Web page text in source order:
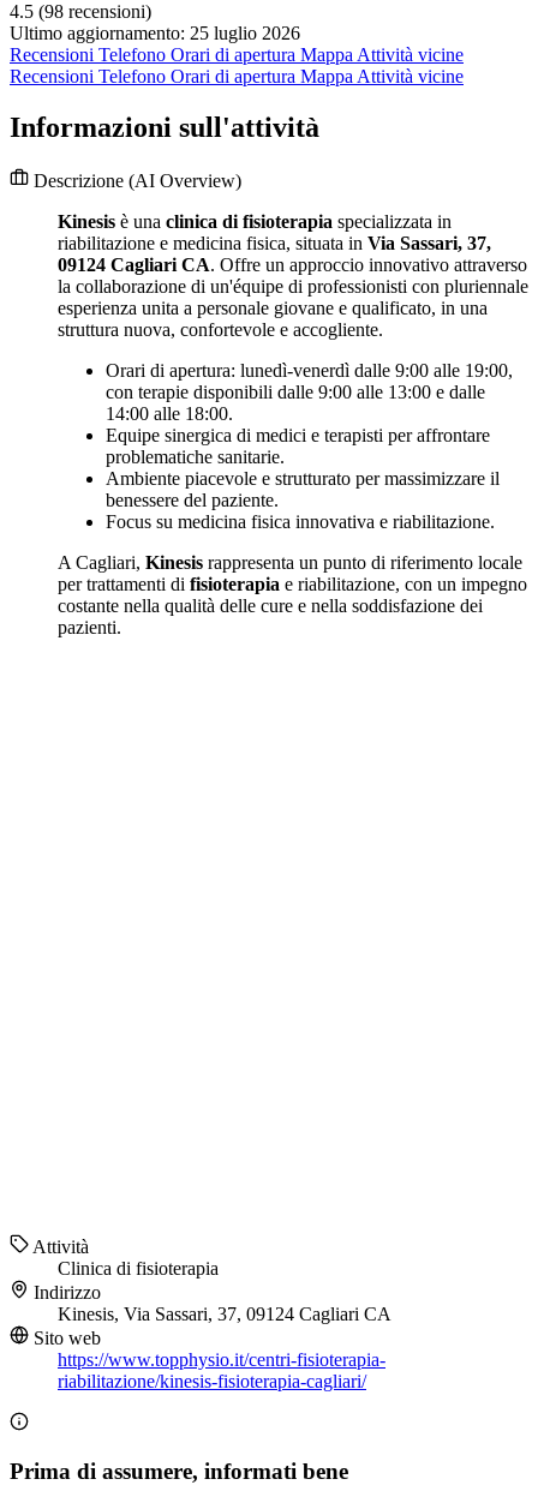
4.5 (98 recensioni)
Ultimo aggiornamento: 25 luglio 2026
Recensioni Telefono Orari di apertura Mappa Attività vicine
Recensioni Telefono Orari di apertura Mappa Attività vicine
Informazioni sull'attività
Descrizione (AI Overview)
Kinesis è una clinica di fisioterapia specializzata in
riabilitazione e medicina fisica, situata in Via Sassari, 37,
09124 Cagliari CA. Offre un approccio innovativo attraverso
la collaborazione di un'équipe di professionisti con pluriennale
esperienza unita a personale giovane e qualificato, in una
struttura nuova, confortevole e accogliente.
Orari di apertura: lunedì-venerdì dalle 9:00 alle 19:00,
con terapie disponibili dalle 9:00 alle 13:00 e dalle
14:00 alle 18:00.
Equipe sinergica di medici e terapisti per affrontare
problematiche sanitarie.
Ambiente piacevole e strutturato per massimizzare il
benessere del paziente.
Focus su medicina fisica innovativa e riabilitazione.
A Cagliari, Kinesis rappresenta un punto di riferimento locale
per trattamenti di fisioterapia e riabilitazione, con un impegno
costante nella qualità delle cure e nella soddisfazione dei
pazienti.
Attività
Clinica di fisioterapia
Indirizzo
Kinesis, Via Sassari, 37, 09124 Cagliari CA
Sito web
https://www.topphysio.it/centri-fisioterapia-
riabilitazione/kinesis-fisioterapia-cagliari/
Prima di assumere, informati bene